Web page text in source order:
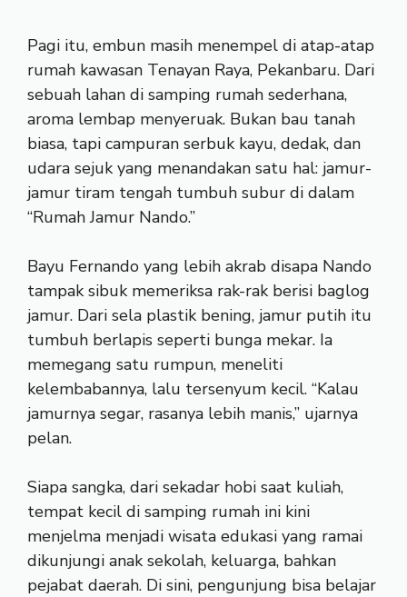
Pagi itu, embun masih menempel di atap-atap
rumah kawasan Tenayan Raya, Pekanbaru. Dari
sebuah lahan di samping rumah sederhana,
aroma lembap menyeruak. Bukan bau tanah
biasa, tapi campuran serbuk kayu, dedak, dan
udara sejuk yang menandakan satu hal: jamur-
jamur tiram tengah tumbuh subur di dalam
“Rumah Jamur Nando.”
Bayu Fernando yang lebih akrab disapa Nando
tampak sibuk memeriksa rak-rak berisi baglog
jamur. Dari sela plastik bening, jamur putih itu
tumbuh berlapis seperti bunga mekar. Ia
memegang satu rumpun, meneliti
kelembabannya, lalu tersenyum kecil. “Kalau
jamurnya segar, rasanya lebih manis,” ujarnya
pelan.
Siapa sangka, dari sekadar hobi saat kuliah,
tempat kecil di samping rumah ini kini
menjelma menjadi wisata edukasi yang ramai
dikunjungi anak sekolah, keluarga, bahkan
pejabat daerah. Di sini, pengunjung bisa belajar